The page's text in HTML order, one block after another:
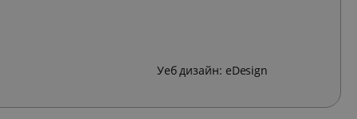
Уеб дизайн: eDesign